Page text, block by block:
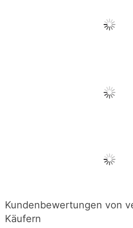
Kundenbewertungen von
Käufern